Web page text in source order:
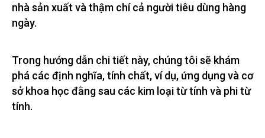
nhà sản xuất và thậm chí cả người tiêu dùng hàng
ngày.
Trong hướng dẫn chi tiết này, chúng tôi sẽ khám
phá các định nghĩa, tính chất, ví dụ, ứng dụng và cơ
sở khoa học đằng sau các kim loại từ tính và phi từ
tính.